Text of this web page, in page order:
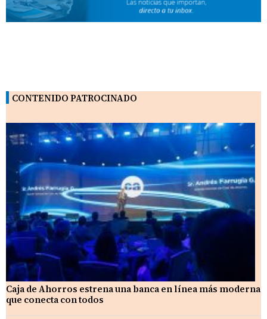
CONTENIDO PATROCINADO
Caja de Ahorros estrena una banca en línea más moderna
que conecta con todos